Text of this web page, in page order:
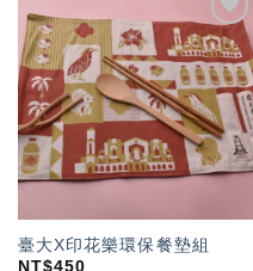
加入
「願
望輕
單」
臺大X印花樂環保餐墊組
NT$450